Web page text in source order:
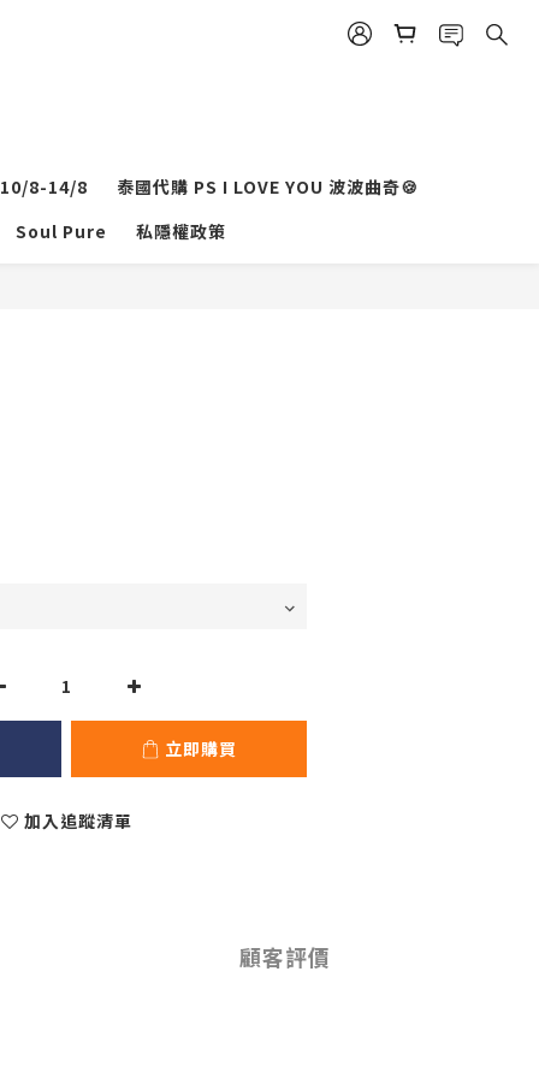
10/8-14/8
泰國代購 PS I LOVE YOU 波波曲奇🍪
Soul Pure 私隱權政策
立即購買
加入追蹤清單
顧客評價